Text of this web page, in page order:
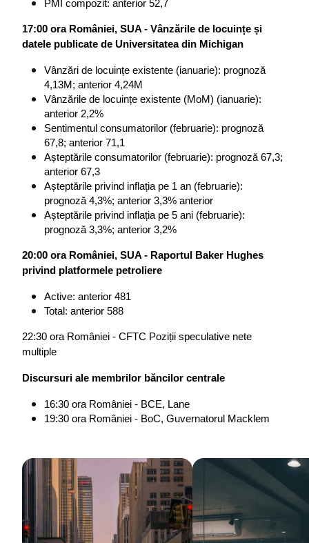
PMI compozit: anterior 52,7
17:00 ora României, SUA - Vânzările de locuințe și
datele publicate de Universitatea din Michigan
Vânzări de locuințe existente (ianuarie): prognoză
4,13M; anterior 4,24M
Vânzările de locuințe existente (MoM) (ianuarie):
anterior 2,2%
Sentimentul consumatorilor (februarie): prognoză
67,8; anterior 71,1
Așteptările consumatorilor (februarie): prognoză 67,3;
anterior 67,3
Așteptările privind inflația pe 1 an (februarie):
prognoză 4,3%; anterior 3,3% anterior
Așteptările privind inflația pe 5 ani (februarie):
prognoză 3,3%; anterior 3,2%
20:00 ora României, SUA - Raportul Baker Hughes
privind platformele petroliere
Active: anterior 481
Total: anterior 588
22:30 ora României - CFTC Poziții speculative nete
multiple
Discursuri ale membrilor băncilor centrale
16:30 ora României - BCE, Lane
19:30 ora României - BoC, Guvernatorul Macklem